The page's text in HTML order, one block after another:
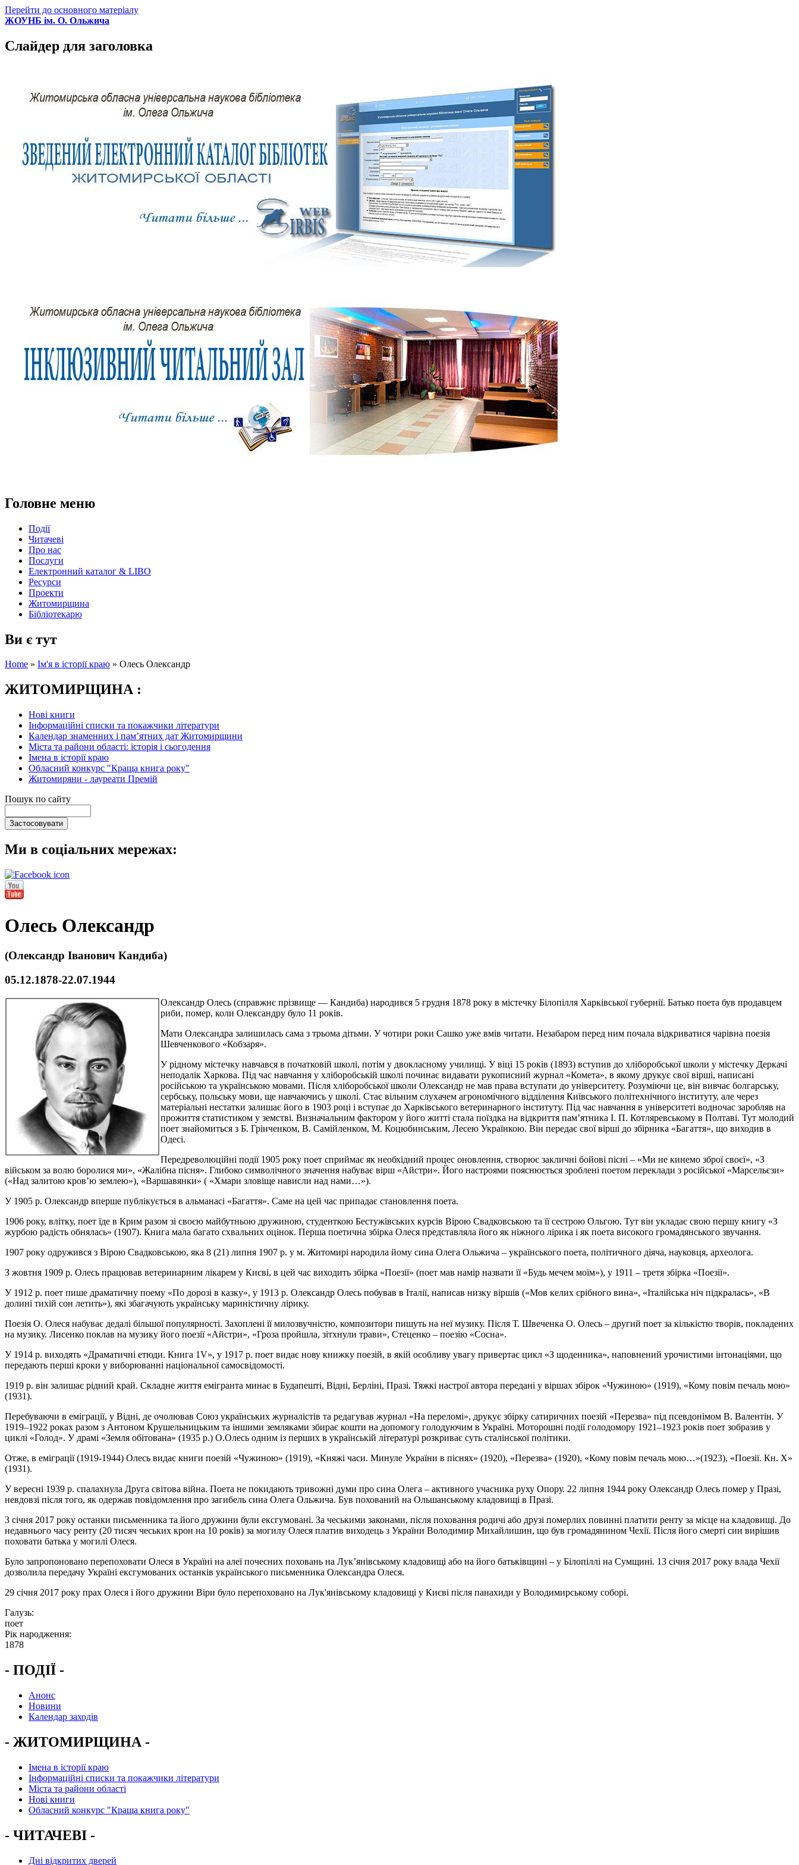
Перейти до основного матеріалу
ЖОУНБ ім. О. Ольжича
Слайдер для заголовка
Головне меню
Події
Читачеві
Про нас
Послуги
Електронний каталог & LIBO
Ресурси
Проекти
Житомирщина
Бібліотекарю
Ви є тут
Home » Ім'я в історії краю » Олесь Олександр
ЖИТОМИРЩИНА :
Нові книги
Інформаційні списки та покажчики літератури
Календар знаменних і пам’ятних дат Житомирщини
Міста та райони області: історія і сьогодення
Імена в історії краю
Обласний конкурс "Краща книга року"
Житомиряни - лауреати Премій
Пошук по сайту
Ми в соціальних мережах:
Олесь Олександр
(Олександр Іванович Кандиба)
05.12.1878-22.07.1944
Олександр Олесь (справжнє прізвище — Кандиба) народився 5 грудня 1878 року в містечку Білопілля Харківської губернії. Батько поета був продавцем
риби, помер, коли Олександру було 11 років.
Мати Олександра залишилась сама з трьома дітьми. У чотири роки Сашко уже вмів читати. Незабаром перед ним почала відкриватися чарівна поезія
Шевченкового «Кобзаря».
У рідному містечку навчався в початковій школі, потім у двокласному училищі. У віці 15 років (1893) вступив до хліборобської школи у містечку Деркачі
неподалік Харкова. Під час навчання у хліборобській школі починає видавати рукописний журнал «Комета», в якому друкує свої вірші, написані
російською та українською мовами. Після хліборобської школи Олександр не мав права вступати до університету. Розуміючи це, він вивчає болгарську,
сербську, польську мови, ще навчаючись у школі. Стає вільним слухачем агрономічного відділення Київського політехнічного інституту, але через
матеріальні нестатки залишає його в 1903 році і вступає до Харківського ветеринарного інституту. Під час навчання в університеті водночас заробляв на
прожиття статистиком у земстві. Визначальним фактором у його житті стала поїздка на відкриття пам’ятника І. П. Котляревському в Полтаві. Тут молодий
поет знайомиться з Б. Грінченком, В. Самійленком, М. Коцюбинським, Лесею Українкою. Він передає свої вірші до збірника «Багаття», що виходив в
Одесі.
Передреволюційні події 1905 року поет сприймає як необхідний процес оновлення, створює закличні бойові пісні – «Ми не кинемо зброї своєї», «З
військом за волю боролися ми», «Жалібна пісня». Глибоко символічного значення набуває вірш «Айстри». Його настроями пояснюється зроблені поетом переклади з російської «Марсельєзи»
(«Над залитою кров’ю землею»), «Варшавянки» ( «Хмари зловіще нависли над нами…»).
У 1905 р. Олександр вперше публікується в альманасі «Багаття». Саме на цей час припадає становлення поета.
1906 року, влітку, поет їде в Крим разом зі своєю майбутньою дружиною, студенткою Бестужівських курсів Вірою Свадковською та її сестрою Ольгою. Тут він укладає свою першу книгу «З
журбою радість обнялась» (1907). Книга мала багато схвальних оцінок. Перша поетична збірка Олеся представляла його як ніжного лірика і як поета високого громадянського звучання.
1907 року одружився з Вірою Свадковською, яка 8 (21) липня 1907 р. у м. Житомирі народила йому сина Олега Ольжича – українського поета, політичного діяча, науковця, археолога.
З жовтня 1909 р. Олесь працював ветеринарним лікарем у Києві, в цей час виходить збірка «Поезії» (поет мав намір назвати її «Будь мечем моїм»), у 1911 – третя збірка «Поезії».
У 1912 р. поет пише драматичну поему «По дорозі в казку», у 1913 р. Олександр Олесь побував в Італії, написав низку віршів («Мов келих срібного вина», «Італійська ніч підкралась», «В
долині тихій сон летить»), які збагачують українську мариністичну лірику.
Поезія О. Олеся набуває дедалі більшої популярності. Захоплені її милозвучністю, композитори пишуть на неї музику. Після Т. Швеченка О. Олесь – другий поет за кількістю творів, покладених
на музику. Лисенко поклав на музику його поезії «Айстри», «Гроза пройшла, зітхнули трави», Стеценко – поезію «Сосна».
У 1914 р. виходять «Драматичні етюди. Книга 1V», у 1917 р. поет видає нову книжку поезій, в якій особливу увагу привертає цикл «З щоденника», наповнений урочистими інтонаціями, що
передають перші кроки у виборюванні національної самосвідомості.
1919 р. він залишає рідний край. Складне життя емігранта минає в Будапешті, Відні, Берліні, Празі. Тяжкі настрої автора передані у віршах збірок «Чужиною» (1919), «Кому повім печаль мою»
(1931).
Перебуваючи в еміграції, у Відні, де очолював Союз українських журналістів та редагував журнал «На переломі», друкує збірку сатиричних поезій «Перезва» під псевдонімом В. Валентін. У
1919–1922 роках разом з Антоном Крушельницьким та іншими земляками збирає кошти на допомогу голодуючим в Україні. Моторошні події голодомору 1921–1923 років поет зобразив у
циклі «Голод». У драмі «Земля обітована» (1935 р.) О.Олесь одним із перших в українській літературі розкриває суть сталінської політики.
Отже, в еміграції (1919-1944) Олесь видає книги поезій «Чужиною» (1919), «Княжі часи. Минуле України в піснях» (1920), «Перезва» (1920), «Кому повім печаль мою…»(1923), «Поезії. Кн. Х»
(1931).
У вересні 1939 р. спалахнула Друга світова війна. Поета не покидають тривожні думи про сина Олега – активного учасника руху Опору. 22 липня 1944 року Олександр Олесь помер у Празі,
невдовзі після того, як одержав повідомлення про загибель сина Олега Ольжича. Був похований на Ольшанському кладовищі в Празі.
3 січня 2017 року останки письменника та його дружини були ексгумовані. За чеськими законами, після поховання родичі або друзі померлих повинні платити ренту за місце на кладовищі. До
недавнього часу ренту (20 тисяч чеських крон на 10 років) за могилу Олеся платив виходець з України Володимир Михайлишин, що був громадянином Чехії. Після його смерті син вирішив
поховати батька у могилі Олеся.
Було запропоновано перепоховати Олеся в Україні на алеї почесних поховань на Лук’янівському кладовищі або на його батьківщині – у Білопіллі на Сумщині. 13 січня 2017 року влада Чехії
дозволила передачу Україні ексгумованих останків українського письменника Олександра Олеся.
29 січня 2017 року прах Олеся і його дружини Віри було перепоховано на Лук'янівському кладовищі у Києві після панахиди у Володимирському соборі.
Галузь:
поет
Рік народження:
1878
- ПОДІЇ -
Анонс
Новини
Календар заходів
- ЖИТОМИРЩИНА -
Імена в історії краю
Інформаційні списки та покажчики літератури
Міста та райони області
Нові книги
Обласний конкурс "Краща книга року"
- ЧИТАЧЕВІ -
Дні відкритих дверей